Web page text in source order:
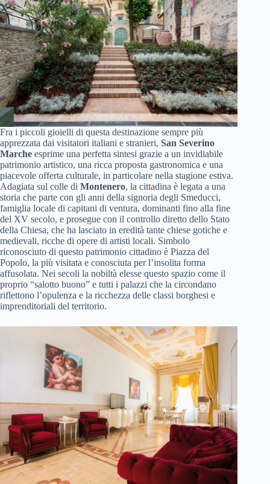
Fra i piccoli gioielli di questa destinazione sempre più
apprezzata dai visitatori italiani e stranieri, San Severino
Marche esprime una perfetta sintesi grazie a un invidiabile
patrimonio artistico, una ricca proposta gastronomica e una
piacevole offerta culturale, in particolare nella stagione estiva.
Adagiata sul colle di Montenero, la cittadina è legata a una
storia che parte con gli anni della signoria degli Smeducci,
famiglia locale di capitani di ventura, dominanti fino alla fine
del XV secolo, e prosegue con il controllo diretto dello Stato
della Chiesa, che ha lasciato in eredità tante chiese gotiche e
medievali, ricche di opere di artisti locali. Simbolo
riconosciuto di questo patrimonio cittadino è Piazza del
Popolo, la più visitata e conosciuta per l’insolita forma
affusolata. Nei secoli la nobiltà elesse questo spazio come il
proprio “salotto buono” e tutti i palazzi che la circondano
riflettono l’opulenza e la ricchezza delle classi borghesi e
imprenditoriali del territorio.